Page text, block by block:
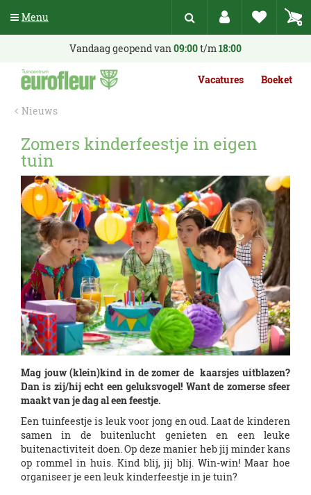
n
Nieuws
Vandaag geopend van09:00t/m18:00
Vacatures Boeket
Zomers kinderfeestje in eigen
tuin
Mag jouw (klein)kind in de zomer de kaarsjes uitblazen?
Dan is zij/hij echt een geluksvogel! Want de zomerse sfeer
maakt van je dag al een feestje.
Een tuinfeestje is leuk voor jong en oud. Laat de kinderen
samen in de buitenlucht genieten en een leuke
buitenactiviteit doen. Op deze manier heb jij minder kans
op rommel in huis. Kind blij, jij blij. Win-win! Maar hoe
organiseer je een leuk kinderfeestje in je tuin?
Menu